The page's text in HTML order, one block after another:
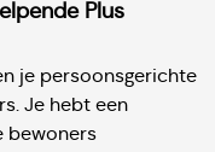
Plus
je persoonsgerichte
Je hebt een
bewoners